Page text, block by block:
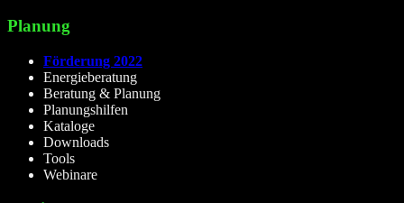
Planung
Förderung 2022
Energieberatung
Beratung & Planung
Planungshilfen
Kataloge
Downloads
Tools
Webinare